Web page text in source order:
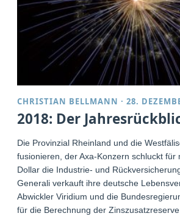
CHRISTIAN BELLMANN ·28.
2018: Der
Die Provinzial Rheinland und die
fusionieren, der Axa-Konzern schluckt für
Dollar die Industrie- und
Generali verkauft ihre deutsche
Abwickler Viridium und die
für die Berechnung der